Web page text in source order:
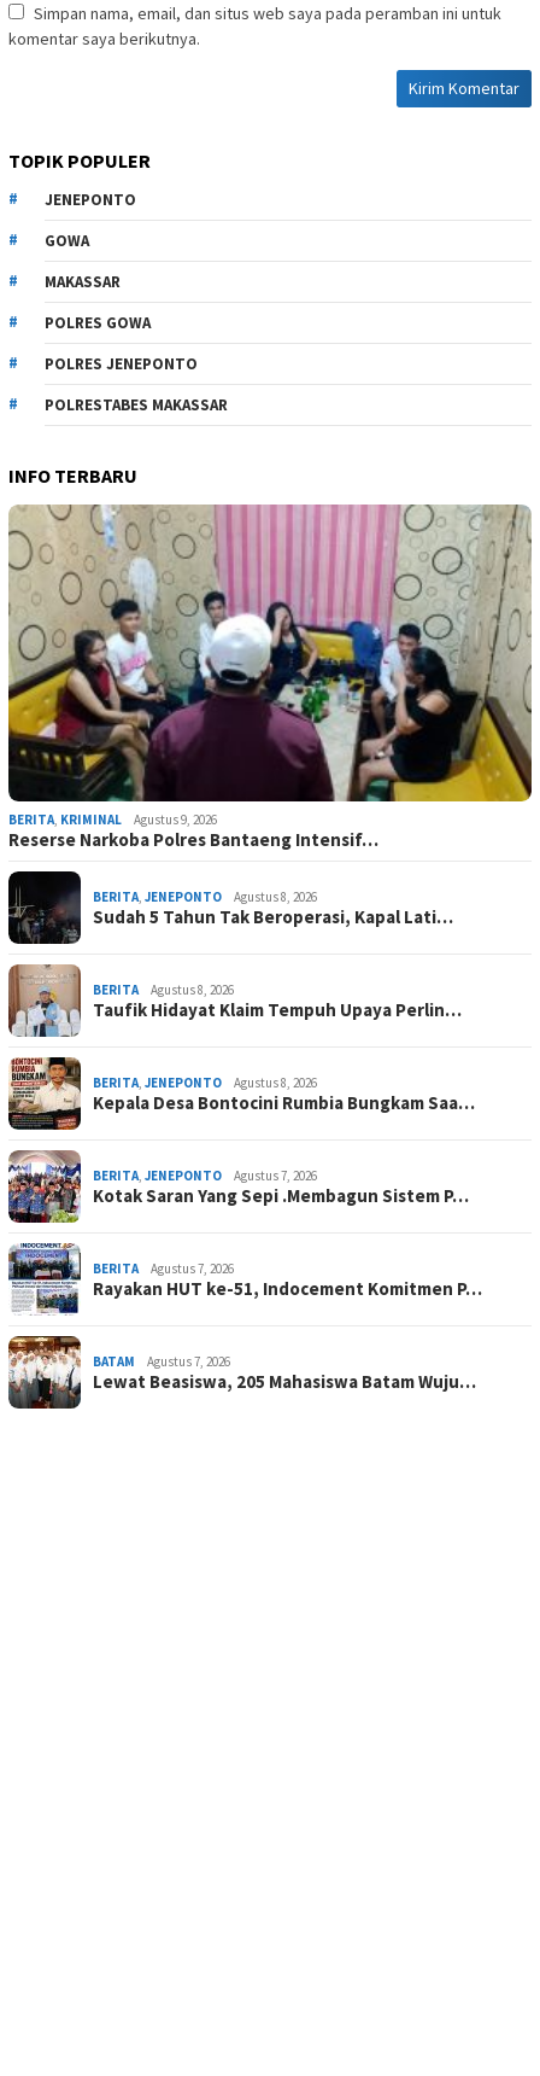
Simpan nama, email, dan situs web saya pada peramban ini untuk
komentar saya berikutnya.
TOPIK POPULER
JENEPONTO
GOWA
MAKASSAR
POLRES GOWA
POLRES JENEPONTO
POLRESTABES MAKASSAR
INFO TERBARU
BERITA, KRIMINAL Agustus 9, 2026
Reserse Narkoba Polres Bantaeng Intensif…
BERITA, JENEPONTO Agustus 8, 2026
Sudah 5 Tahun Tak Beroperasi, Kapal Lati…
BERITA Agustus 8, 2026
Taufik Hidayat Klaim Tempuh Upaya Perlin…
BERITA, JENEPONTO Agustus 8, 2026
Kepala Desa Bontocini Rumbia Bungkam Saa…
BERITA, JENEPONTO Agustus 7, 2026
Kotak Saran Yang Sepi .Membagun Sistem P…
BERITA Agustus 7, 2026
Rayakan HUT ke-51, Indocement Komitmen P…
BATAM Agustus 7, 2026
Lewat Beasiswa, 205 Mahasiswa Batam Wuju…